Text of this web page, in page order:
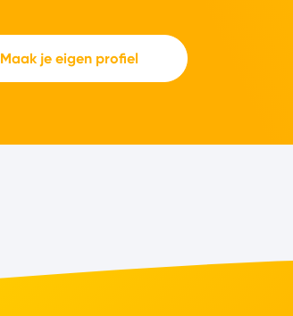
Maak je eigen profiel